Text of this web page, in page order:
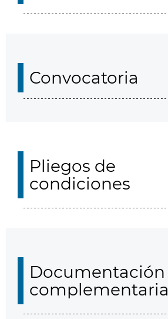
Convocatoria
Pliegos de
condiciones
Documentación
complementaria